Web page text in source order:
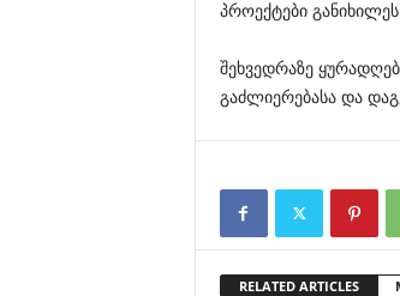
პროექტები განიხილეს.
შეხვედრაზე
გაძლიერებასა და
RELATED ARTICLES